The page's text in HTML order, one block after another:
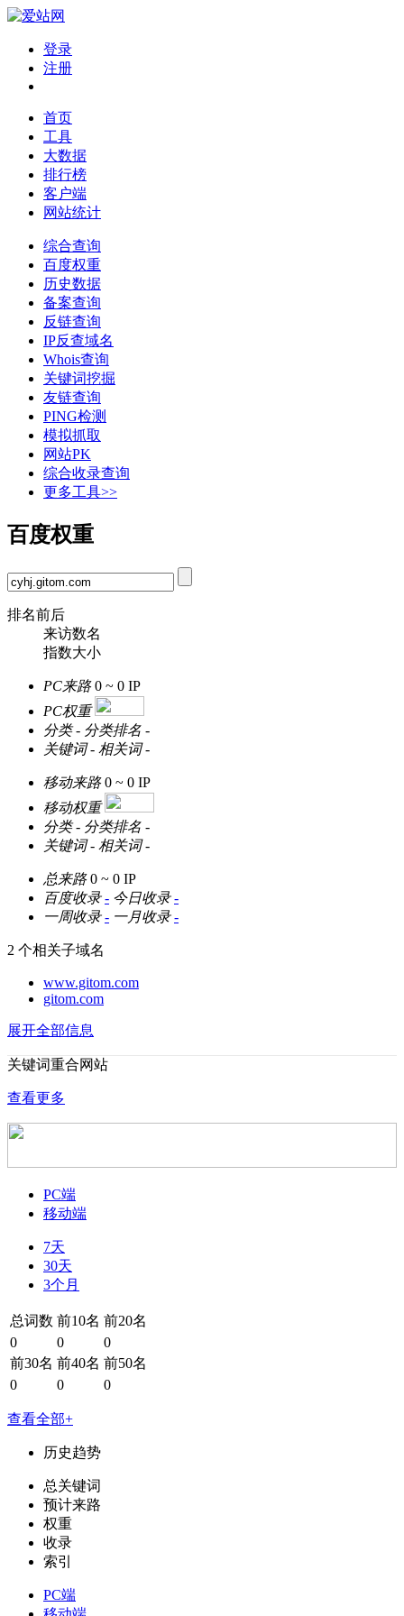
登录
注册
首页
工具
大数据
排行榜
客户端
网站统计
综合查询
百度权重
历史数据
备案查询
反链查询
IP反查域名
Whois查询
关键词挖掘
友链查询
PING检测
模拟抓取
网站PK
综合收录查询
更多工具>>
百度权重
排名前后
来访数名
指数大小
PC来路 0 ~ 0 IP
PC权重
分类 - 分类排名 -
关键词 - 相关词 -
移动来路 0 ~ 0 IP
移动权重
分类 - 分类排名 -
关键词 - 相关词 -
总来路 0 ~ 0 IP
百度收录 - 今日收录 -
一周收录 - 一月收录 -
2 个相关子域名
www.gitom.com
gitom.com
展开全部信息
关键词重合网站
查看更多
PC端
移动端
7天
30天
3个月
总词数 前10名 前20名
0
0
0
前30名 前40名 前50名
0
0 0
查看全部+
历史趋势
总关键词
预计来路
权重
收录
索引
PC端